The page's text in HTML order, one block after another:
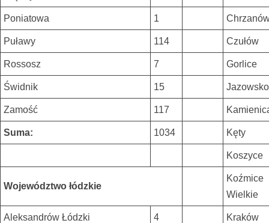
Poniatowa 1
Puławy 114 Czułów
Rossosz 7 Gorlice
Świdnik 15 Jazowsko
Zamość 117
Suma: 1034 Kęty
Koszyce
Województwo łódzkie
Koźmice
Wielkie
Aleksandrów Łódzki 4 Kraków